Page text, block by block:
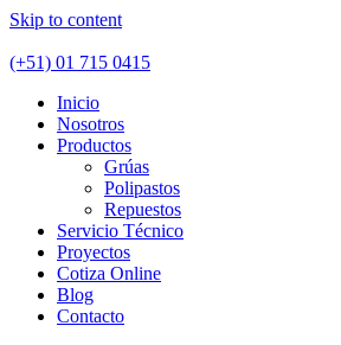
Skip to content
(+51) 01 715 0415
Inicio
Nosotros
Productos
Grúas
Polipastos
Repuestos
Servicio Técnico
Proyectos
Cotiza Online
Blog
Contacto